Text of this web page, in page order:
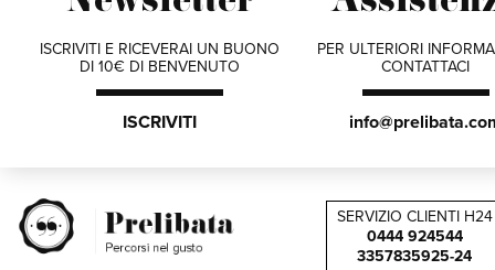
ISCRIVITI E RICEVERAI UN BUONO
DI 10€ DI BENVENUTO
ISCRIVITI
PER ULTERIORI
CONTATTACI
SERVIZIO CLIENTI H24
0444 924544
3357835925-24